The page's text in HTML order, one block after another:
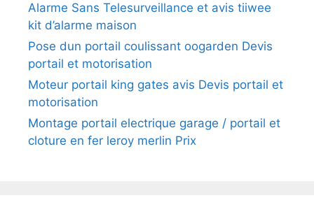
Alarme Sans Telesurveillance et avis tiiwee
kit d’alarme maison
Pose dun portail coulissant oogarden Devis
portail et motorisation
Moteur portail king gates avis Devis portail et
motorisation
Montage portail electrique garage / portail et
cloture en fer leroy merlin Prix